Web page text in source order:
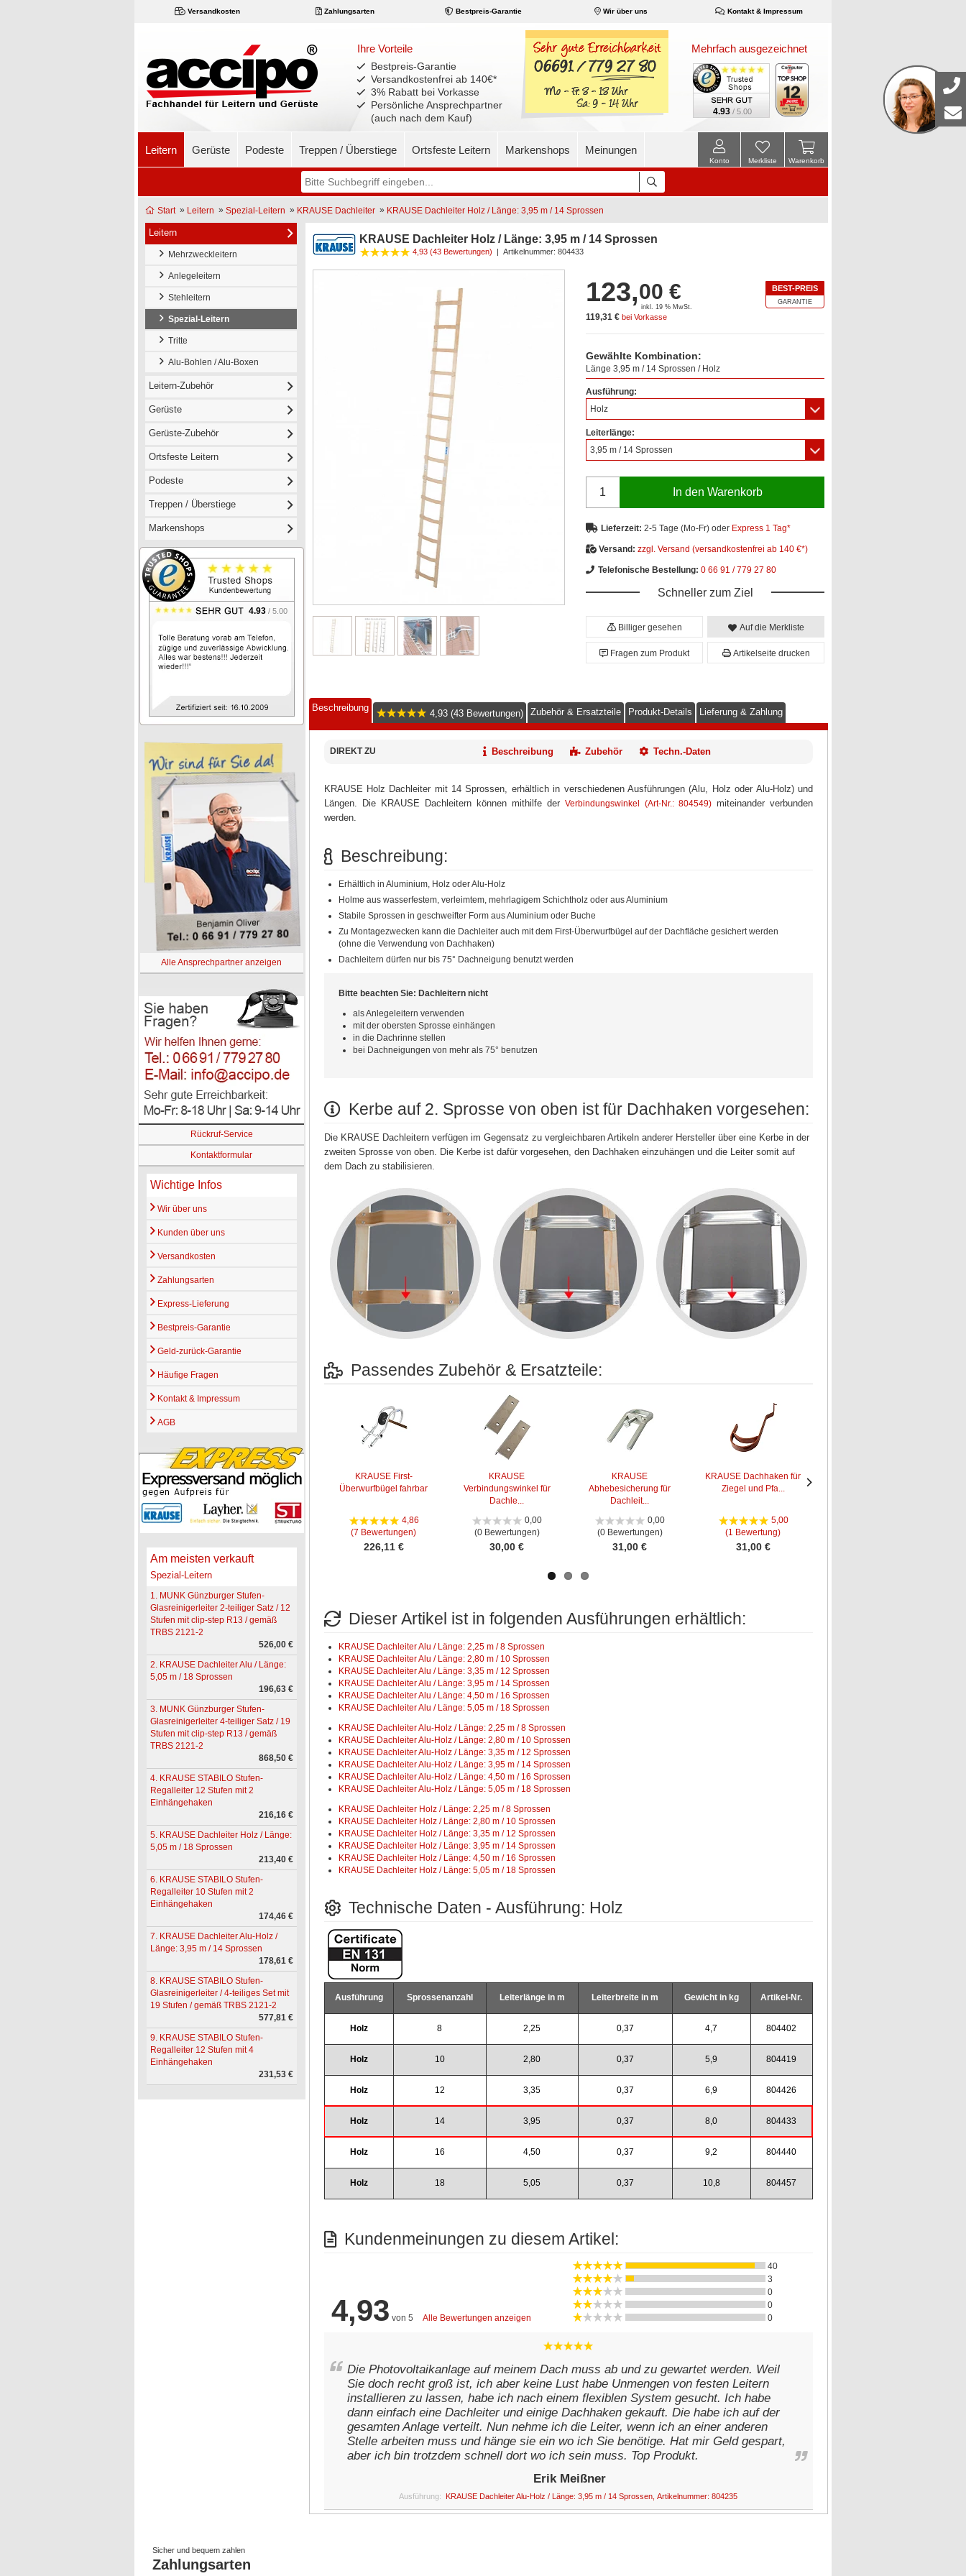
Versandkosten Zahlungsarten Bestpreis-Garantie Wir über uns Kontakt & Impressum
Ihre Vorteile
Bestpreis-Garantie
Versandkostenfrei ab 140€*
3% Rabatt bei Vorkasse
Persönliche Ansprechpartner
(auch nach dem Kauf)
Mehrfach ausgezeichnet
4.93 / 5.00
Leitern Gerüste Podeste Treppen / Überstiege Ortsfeste Leitern Markenshops Meinungen
Warenkorb
Merkliste
Konto
Start» Leitern » Spezial-Leitern » KRAUSE Dachleiter » KRAUSE Dachleiter Holz / Länge: 3,95 m / 14 Sprossen
Leitern
Mehrzweckleitern
Anlegeleitern
Stehleitern
Spezial-Leitern
Tritte
Alu-Bohlen / Alu-Boxen
Leitern-Zubehör
Gerüste
Gerüste-Zubehör
Ortsfeste Leitern
Podeste
Treppen / Überstiege
Markenshops
4.93 / 5.00
Alle Ansprechpartner anzeigen
Rückruf-Service
Kontaktformular
Wichtige Infos
Wir über uns
Kunden über uns
Versandkosten
Zahlungsarten
Express-Lieferung
Bestpreis-Garantie
Geld-zurück-Garantie
Häufige Fragen
Kontakt & Impressum
AGB
Am meisten verkauft
Spezial-Leitern
1. MUNK Günzburger Stufen-
Glasreinigerleiter 2-teiliger Satz / 12
Stufen mit clip-step R13 / gemäß
TRBS 2121-2
526,00 €
2. KRAUSE Dachleiter Alu / Länge:
5,05 m / 18 Sprossen
196,63 €
3. MUNK Günzburger Stufen-
Glasreinigerleiter 4-teiliger Satz / 19
Stufen mit clip-step R13 / gemäß
TRBS 2121-2
868,50 €
4. KRAUSE STABILO Stufen-
Regalleiter 12 Stufen mit 2
Einhängehaken
216,16 €
5. KRAUSE Dachleiter Holz / Länge:
5,05 m / 18 Sprossen
213,40 €
6. KRAUSE STABILO Stufen-
Regalleiter 10 Stufen mit 2
Einhängehaken
174,46 €
7. KRAUSE Dachleiter Alu-Holz /
Länge: 3,95 m / 14 Sprossen
178,61 €
8. KRAUSE STABILO Stufen-
Glasreinigerleiter / 4-teiliges Set mit
19 Stufen / gemäß TRBS 2121-2
577,81 €
9. KRAUSE STABILO Stufen-
Regalleiter 12 Stufen mit 4
Einhängehaken
231,53 €
KRAUSE Dachleiter Holz / Länge: 3,95 m / 14 Sprossen
4,93 (43 Bewertungen) | Artikelnummer: 804433
BEST-PREIS
GARANTIE
123,00 €
inkl. 19 % MwSt.
119,31 € bei Vorkasse
Gewählte Kombination:
Länge 3,95 m / 14 Sprossen / Holz
Ausführung:
Holz
Leiterlänge:
3,95 m / 14 Sprossen
In den Warenkorb
Lieferzeit: 2-5 Tage (Mo-Fr) oder Express 1 Tag*
Versand: zzgl. Versand (versandkostenfrei ab 140 €*)
Telefonische Bestellung: 0 66 91 / 779 27 80
Schneller zum Ziel
Billiger gesehen Auf die Merkliste
Fragen zum Produkt Artikelseite drucken
Beschreibung
4,93 (43 Bewertungen) Zubehör & Ersatzteile Produkt-Details Lieferung & Zahlung
DIREKT ZU Beschreibung Zubehör Techn.-Daten
KRAUSE Holz Dachleiter mit 14 Sprossen, erhältlich in verschiedenen Ausführungen (Alu, Holz oder Alu-Holz) und
Längen. Die KRAUSE Dachleitern können mithilfe derVerbindungswinkel (Art-Nr.: 804549)miteinander verbunden
werden.
Beschreibung:
Erhältlich in Aluminium, Holz oder Alu-Holz
Holme aus wasserfestem, verleimtem, mehrlagigem Schichtholz oder aus Aluminium
Stabile Sprossen in geschweifter Form aus Aluminium oder Buche
Zu Montagezwecken kann die Dachleiter auch mit dem First-Überwurfbügel auf der Dachfläche gesichert werden
(ohne die Verwendung von Dachhaken)
Dachleitern dürfen nur bis 75° Dachneigung benutzt werden
Bitte beachten Sie: Dachleitern nicht
als Anlegeleitern verwenden
mit der obersten Sprosse einhängen
in die Dachrinne stellen
bei Dachneigungen von mehr als 75° benutzen
Kerbe auf 2. Sprosse von oben ist für Dachhaken vorgesehen:
Die KRAUSE Dachleitern verfügen im Gegensatz zu vergleichbaren Artikeln anderer Hersteller über eine Kerbe in der
zweiten Sprosse von oben. Die Kerbe ist dafür vorgesehen, den Dachhaken einzuhängen und die Leiter somit auf
dem Dach zu stabilisieren.
Passendes Zubehör & Ersatzteile:
KRAUSE First-
Überwurfbügel fahrbar
4,86
(7 Bewertungen)
226,11 €
KRAUSE
Verbindungswinkel für
Dachle...
0,00
(0 Bewertungen)
30,00 €
KRAUSE
Abhebesicherung für
Dachleit...
0,00
(0 Bewertungen)
31,00 €
KRAUSE Dachhaken für
Ziegel und Pfa...
5,00
(1 Bewertung)
31,00 €
Dieser Artikel ist in folgenden Ausführungen erhältlich:
KRAUSE Dachleiter Alu / Länge: 2,25 m / 8 Sprossen
KRAUSE Dachleiter Alu / Länge: 2,80 m / 10 Sprossen
KRAUSE Dachleiter Alu / Länge: 3,35 m / 12 Sprossen
KRAUSE Dachleiter Alu / Länge: 3,95 m / 14 Sprossen
KRAUSE Dachleiter Alu / Länge: 4,50 m / 16 Sprossen
KRAUSE Dachleiter Alu / Länge: 5,05 m / 18 Sprossen
KRAUSE Dachleiter Alu-Holz / Länge: 2,25 m / 8 Sprossen
KRAUSE Dachleiter Alu-Holz / Länge: 2,80 m / 10 Sprossen
KRAUSE Dachleiter Alu-Holz / Länge: 3,35 m / 12 Sprossen
KRAUSE Dachleiter Alu-Holz / Länge: 3,95 m / 14 Sprossen
KRAUSE Dachleiter Alu-Holz / Länge: 4,50 m / 16 Sprossen
KRAUSE Dachleiter Alu-Holz / Länge: 5,05 m / 18 Sprossen
KRAUSE Dachleiter Holz / Länge: 2,25 m / 8 Sprossen
KRAUSE Dachleiter Holz / Länge: 2,80 m / 10 Sprossen
KRAUSE Dachleiter Holz / Länge: 3,35 m / 12 Sprossen
KRAUSE Dachleiter Holz / Länge: 3,95 m / 14 Sprossen
KRAUSE Dachleiter Holz / Länge: 4,50 m / 16 Sprossen
KRAUSE Dachleiter Holz / Länge: 5,05 m / 18 Sprossen
Technische Daten - Ausführung: Holz
Ausführung Sprossenanzahl Leiterlänge in m Leiterbreite in m Gewicht in kg Artikel-Nr.
Holz 8 2,25 0,37 4,7 804402
Holz 10 2,80 0,37 5,9 804419
Holz 12 3,35 0,37 6,9 804426
Holz 14 3,95 0,37 8,0 804433
Holz 16 4,50 0,37 9,2 804440
Holz 18 5,05 0,37 10,8 804457
Kundenmeinungen zu diesem Artikel:
4,93 von 5 Alle Bewertungen anzeigen
40
3
0
0
0
Die Photovoltaikanlage auf meinem Dach muss ab und zu gewartet werden. Weil
Sie doch recht groß ist, ich aber keine Lust habe Unmengen von festen Leitern
installieren zu lassen, habe ich nach einem flexiblen System gesucht. Ich habe
dann einfach eine Dachleiter und einige Dachhaken gekauft. Die habe ich auf der
gesamten Anlage verteilt. Nun nehme ich die Leiter, wenn ich an einer anderen
Stelle arbeiten muss und hänge sie ein wo ich Sie benötige. Hat mir Geld gespart,
aber ich bin trotzdem schnell dort wo ich sein muss. Top Produkt.
Erik Meißner
Ausführung: KRAUSE Dachleiter Alu-Holz / Länge: 3,95 m / 14 Sprossen, Artikelnummer: 804235
Sicher und bequem zahlen
Zahlungsarten